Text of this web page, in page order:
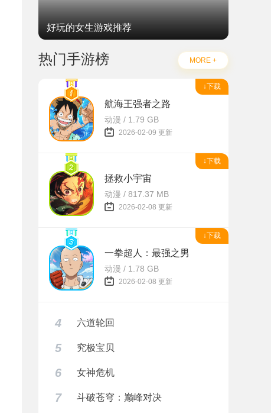
好玩的女生游戏推荐
热门手游榜 MORE +
↓下载
航海王强者之路
动漫 / 1.79 GB
2026-02-09 更新
↓下载
拯救小宇宙
动漫 / 817.37 MB
2026-02-08 更新
↓下载
一拳超人：最强之男
动漫 / 1.78 GB
2026-02-08 更新
4 六道轮回
5 究极宝贝
6 女神危机
7 斗破苍穹：巅峰对决